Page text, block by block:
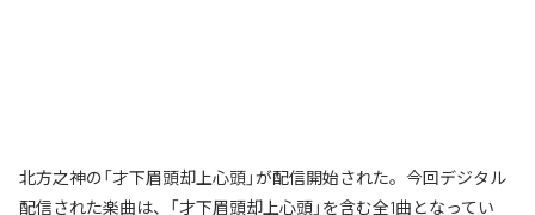
北方之神の「才下眉頭却上心頭」が配信開始された。今回デジタル
配信された楽曲は、「才下眉頭却上心頭」を含む全1曲となってい